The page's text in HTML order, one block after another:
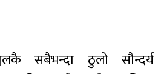
सबैभन्दा ठुलो सौन्दर्य